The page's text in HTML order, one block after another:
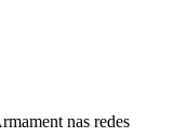
nas redes